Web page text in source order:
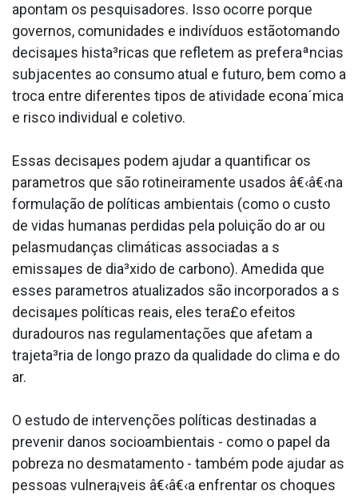
apontam os pesquisadores. Isso ocorre porque
governos, comunidades e indivíduos estãotomando
decisaµes hista³ricas que refletem as preferaªncias
subjacentes ao consumo atual e futuro, bem como a
troca entre diferentes tipos de atividade econa´mica
e risco individual e coletivo.
Essas decisaµes podem ajudar a quantificar os
parametros que são rotineiramente usados â€‹â€‹na
formulação de políticas ambientais (como o custo
de vidas humanas perdidas pela poluição do ar ou
pelasmudanças climáticas associadas a s
emissaµes de dia³xido de carbono). Amedida que
esses parametros atualizados são incorporados a s
decisaµes políticas reais, eles tera£o efeitos
duradouros nas regulamentações que afetam a
trajeta³ria de longo prazo da qualidade do clima e do
ar.
O estudo de intervenções políticas destinadas a
prevenir danos socioambientais - como o papel da
pobreza no desmatamento - também pode ajudar as
pessoas vulnera¡veis â€‹â€‹a enfrentar os choques